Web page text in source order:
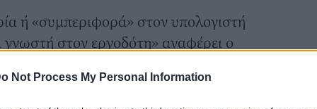
Not Process My Personal Information
ή «συμπεριφορά» στον υπολογιστή
γνωστή στον εργοδότη» αναφέρει ο
«Να είσαι προσεκτικός σε
που στέλνεις. Κάθε προσωπική σου